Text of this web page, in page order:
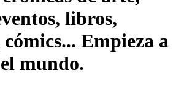
libros,
Empieza a
mundo.